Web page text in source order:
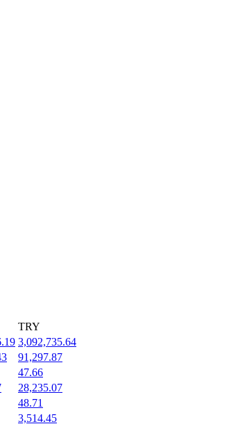
TRY
3,092,735.64
91,297.87
47.66
28,235.07
48.71
3,514.45